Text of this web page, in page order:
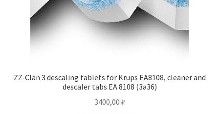
ZZ-Clan 3 descaling tablets for Krups EA8108, cleaner and
descaler tabs EA 8108 (3a36)
3400,00 ₽